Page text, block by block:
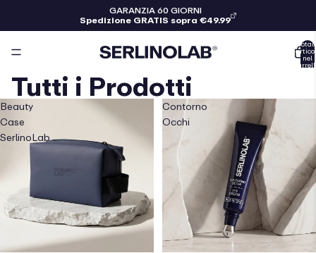
GARANZIA 60 GIORNI
Spedizione GRATIS sopra €49.99
nel
Tutti i Prodotti
Beauty
Case
SerlinoLab
Contorno
Occhi